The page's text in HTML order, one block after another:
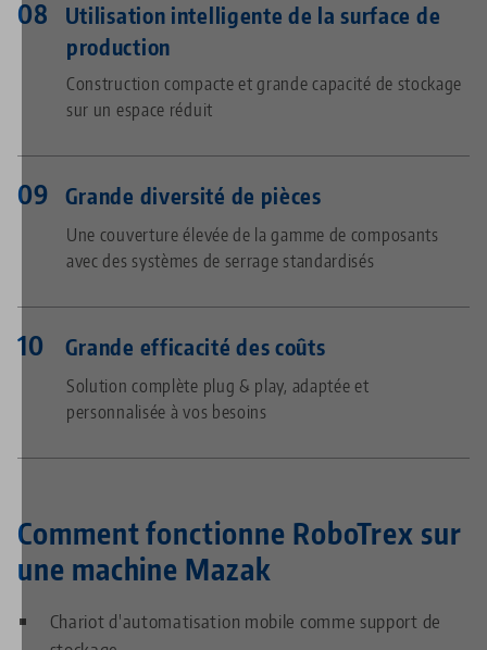
Utilisation intelligente de la surface de
production
Construction compacte et grande capacité de stockage
sur un espace réduit
Grande diversité de pièces
Une couverture élevée de la gamme de composants
avec des systèmes de serrage standardisés
Grande efficacité des coûts
Solution complète plug & play, adaptée et
personnalisée à vos besoins
Comment fonctionne RoboTrex sur
une machine Mazak
Chariot d'automatisation mobile comme support de